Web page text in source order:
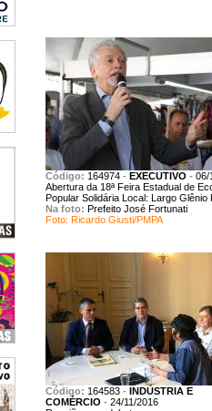
Código: 164974 - EXECUTIVO - 06/
Abertura da 18ª Feira Estadual de
Popular Solidária Local: Largo Glênio
Na foto: Prefeito José Fortunati
Foto: Ricardo Giusti/PMPA
Código: 164583 - INDÚSTRIA E
COMÉRCIO - 24/11/2016